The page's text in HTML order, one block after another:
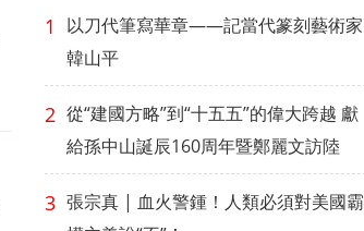
1
以刀代筆寫華章——記當代篆刻藝術家
韓山平
2 從“建國方略”到“十五五”的偉大跨越 獻
給孫中山誕辰160周年暨鄭麗文訪陸
3 張宗真 | 血火警鍾！人類必須對美國霸